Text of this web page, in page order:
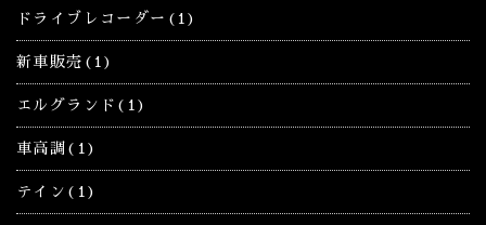
ドライブレコーダー(1)
新車販売(1)
エルグランド(1)
車高調(1)
テイン(1)